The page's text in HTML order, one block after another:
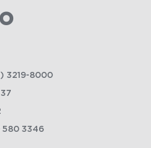
3219-8000
580 3346